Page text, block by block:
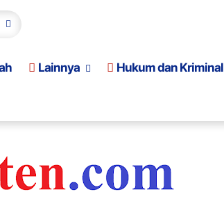
Lainnya Hukum dan Kriminal